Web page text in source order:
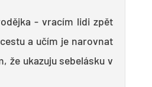
- vracím lidi zpět
a učím je narovnat
že ukazuju sebelásku v